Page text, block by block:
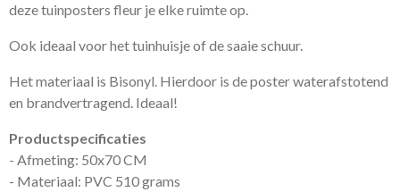
deze tuinposters fleur je elke ruimte op.
Ook ideaal voor het tuinhuisje of de saaie schuur.
Het materiaal is Bisonyl. Hierdoor is de poster waterafstotend
en brandvertragend. Ideaal!
Productspecificaties
- Afmeting: 50x70 CM
- Materiaal: PVC 510 grams